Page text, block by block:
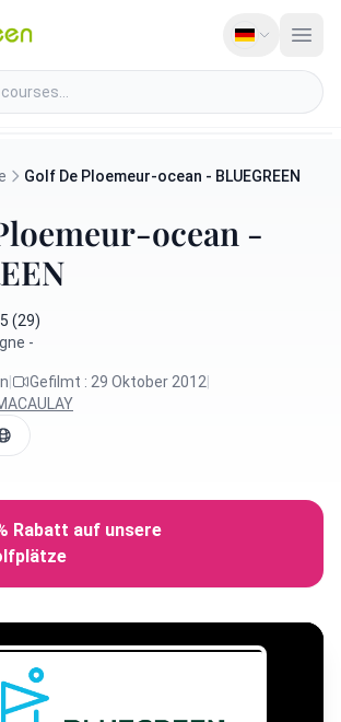
Golf De Ploemeur-ocean - BLUEGREEN
ocean -
(29)
-
Gefilmt : 29 Oktober 2012
Rabatt auf unsere